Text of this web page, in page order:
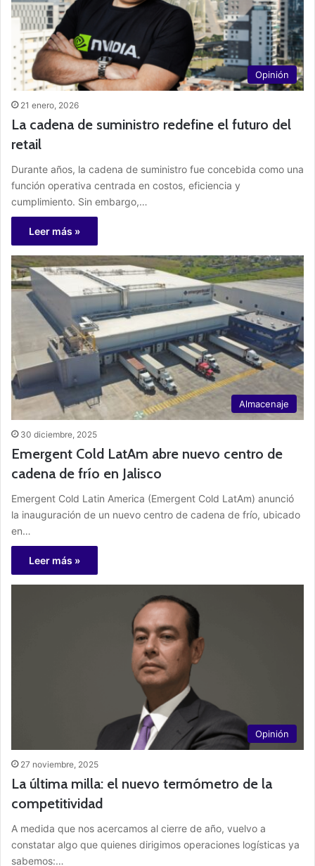
Opinión
21 enero, 2026
La cadena de suministro redefine el futuro del
retail
Durante años, la cadena de suministro fue concebida como una
función operativa centrada en costos, eficiencia y
cumplimiento. Sin embargo,…
Leer más »
Almacenaje
30 diciembre, 2025
Emergent Cold LatAm abre nuevo centro de
cadena de frío en Jalisco
Emergent Cold Latin America (Emergent Cold LatAm) anunció
la inauguración de un nuevo centro de cadena de frío, ubicado
en…
Leer más »
Opinión
27 noviembre, 2025
La última milla: el nuevo termómetro de la
competitividad
A medida que nos acercamos al cierre de año, vuelvo a
constatar algo que quienes dirigimos operaciones logísticas ya
sabemos:…